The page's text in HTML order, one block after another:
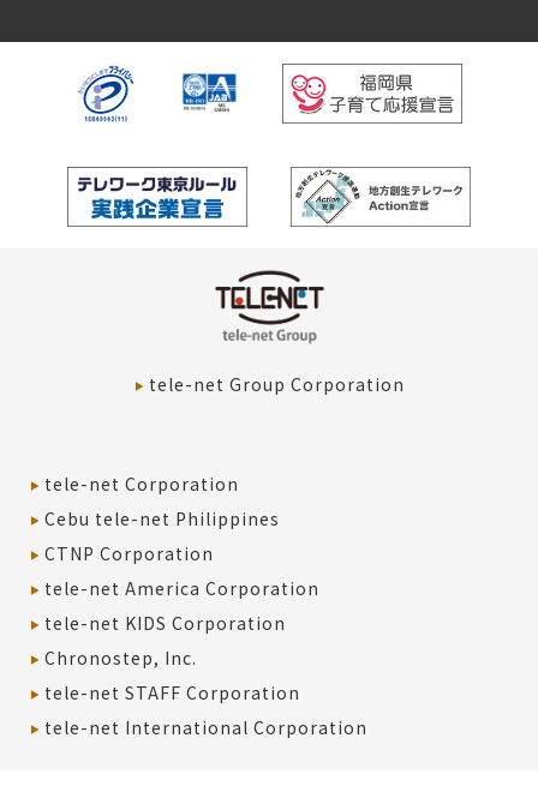
tele-net Group Corporation
tele-net Corporation
Cebu tele-net Philippines
CTNP Corporation
tele-net America Corporation
tele-net KIDS Corporation
Chronostep, Inc.
tele-net STAFF Corporation
tele-net International Corporation